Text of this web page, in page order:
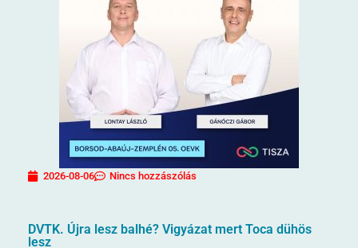
2026-08-06 Nincs hozzászólás
DVTK. Újra lesz balhé? Vigyázat mert Toca dühös
lesz